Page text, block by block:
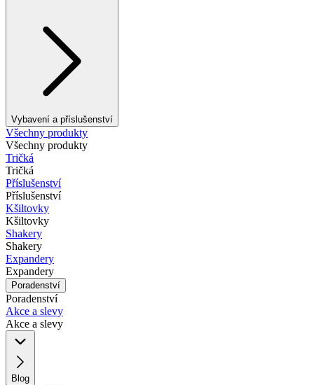
Vybavení a příslušenství
Všechny produkty
Všechny produkty
Tričká
Tričká
Příslušenství
Příslušenství
Kšiltovky
Kšiltovky
Shakery
Shakery
Expandery
Expandery
Poradenství
Poradenství
Akce a slevy
Akce a slevy
Blog